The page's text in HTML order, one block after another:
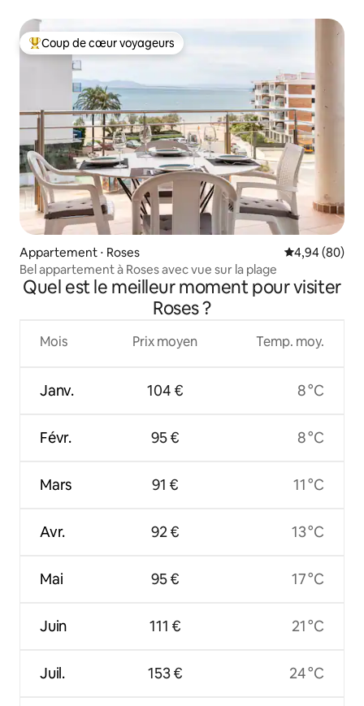
Coups de cœur voyageurs les plus appréciés
Coup de cœur voyageurs
Appartement ⋅ Roses Évaluation
4,94 (80)
Bel appartement à Roses avec vue sur la plage
Quel est le meilleur moment pour visiter
Roses ?
Mois
Janv.
Févr.
Mars
Avr.
Mai
Juin
Juil.
Prix moyen
104 €
95 €
91 €
92 €
95 €
111 €
153 €
Temp. moy.
8 °C
8 °C
11 °C
13 °C
17 °C
21 °C
24 °C